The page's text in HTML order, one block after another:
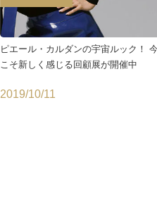
ピエール・カルダンの宇宙ルック！
こそ新しく感じる回顧展が開催中
2019/10/11